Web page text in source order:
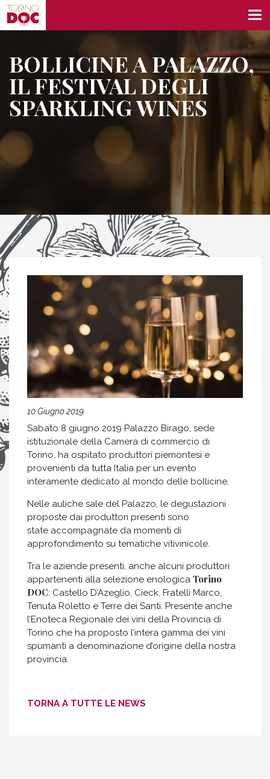
BOLLICINE A PALAZZO,
IL FESTIVAL DEGLI
SPARKLING WINES
10 Giugno 2019
Sabato 8 giugno 2019 Palazzo Birago, sede
istituzionale della Camera di commercio di
Torino, ha ospitato produttori piemontesi e
provenienti da tutta Italia per un evento
interamente dedicato al mondo delle bollicine.
Nelle auliche sale del Palazzo, le degustazioni
proposte dai produttori presenti sono
state accompagnate da momenti di
approfondimento su tematiche vitivinicole.
Tra le aziende presenti, anche alcuni produttori
appartenenti alla selezione enologica Torino
DOC: Castello D’Azeglio, Cieck, Fratelli Marco,
Tenuta Roletto e Terre dei Santi. Presente anche
l’Enoteca Regionale dei vini della Provincia di
Torino che ha proposto l’intera gamma dei vini
spumanti a denominazione d’origine della nostra
provincia.
TORNA A TUTTE LE NEWS